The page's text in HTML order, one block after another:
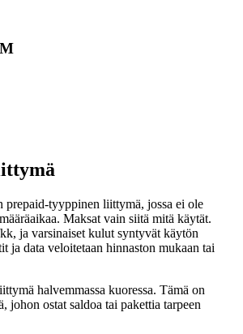
prepaid-tyyppinen liittymä, jossa ei ole
Maksat vain siitä mitä käytät.
ja varsinaiset kulut syntyvät käytön
ja data veloitetaan hinnaston mukaan tai
halvemmassa kuoressa. Tämä on
johon ostat saldoa tai pakettia tarpeen